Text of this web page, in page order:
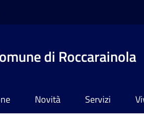
di Roccarainola
Novità Servizi